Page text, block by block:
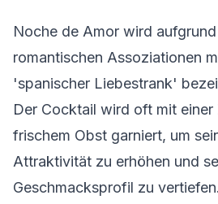
Noche de Amor wird
romantischen Assoziationen
'spanischer Liebestrank'
Der Cocktail wird oft mit einer
frischem Obst garniert, um
Attraktivität zu erhöhen und
Geschmacksprofil zu vertiefen.